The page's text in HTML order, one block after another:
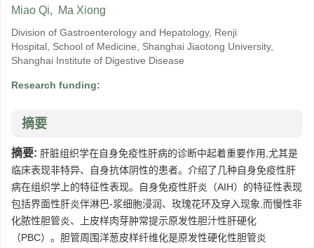
Miao Qi, Ma Xiong
Division of Gastroenterology and Hepatology, Renji
Hospital, School of Medicine, Shanghai Jiaotong University,
Shanghai Institute of Digestive Disease
Research funding:
摘要
摘要: 肝脏组织学在自身免疫性肝病的诊断中起着重要作用,尤其是
临床表现非特异、自身抗体阴性的患者。介绍了几种自身免疫性肝
病在组织学上的特征性表现。自身免疫性肝炎（AIH）的特征性表现
包括界面性肝炎伴淋巴-浆细胞浸润、玫瑰花环及穿入现象,而慢性非
化脓性胆管炎、上皮样肉芽肿常提示原发性胆汁性肝硬化
（PBC）。胆管周围洋葱皮样纤维化是原发性硬化性胆管炎